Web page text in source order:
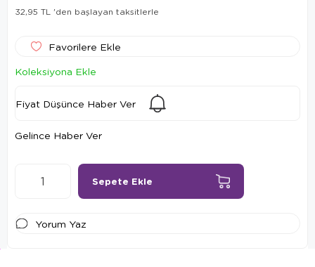
32,95 TL 'den başlayan taksitlerle
Favorilere Ekle
Koleksiyona Ekle
Fiyat Düşünce Haber Ver
Gelince Haber Ver
Yorum Yaz